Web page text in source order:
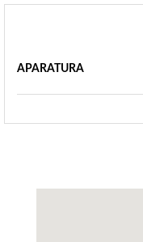
APARATURA